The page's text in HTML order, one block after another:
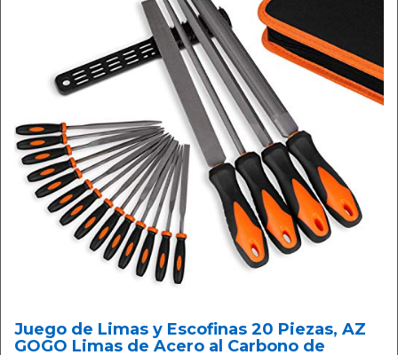
Juego de Limas y Escofinas 20 Piezas, AZ
GOGO Limas de Acero al Carbono de